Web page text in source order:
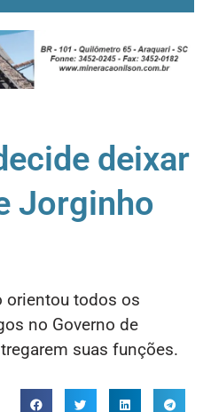
deixar
Jorginho
orientou todos os
no Governo de
suas funções.